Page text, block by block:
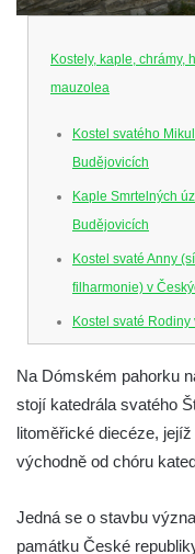
Kostely, kaple, chrámy,
mauzolea
Kostel svatého
Budějovicích
Kaple Smrtelných
Budějovicích
Kostel svaté Anny
filharmonie) v
Kostel svaté Rodiny
Kostel Obětování
dominikánů v
Kostel Všech
Dělnická v
Bývalý kostel
Na Dómském pahorku
stojí katedrála svatého
litoměřické diecéze, jejíž
východně od chóru
Jedná se o stavbu
památku České